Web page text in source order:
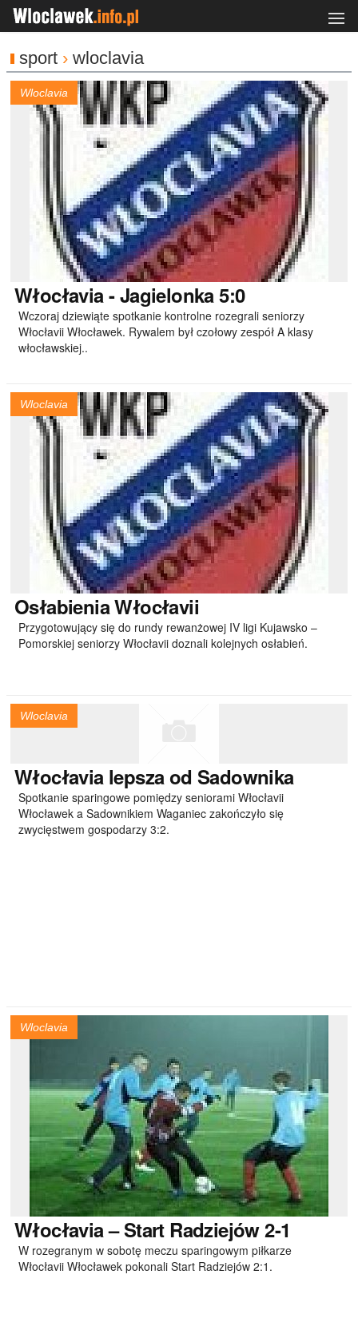
sport › wloclavia
Wloclavia
Włocłavia- Jagielonka 5:0
Wczoraj dziewiąte spotkanie kontrolne rozegrali seniorzy
Włocłavii Włocławek. Rywalem był czołowy zespół A klasy
włocławskiej..
Wloclavia
OsłabieniaWłocłavii
Przygotowujący się do rundy rewanżowej IV ligi Kujawsko –
Pomorskiej seniorzy Włocłavii doznali kolejnych osłabień.
Wloclavia
Włocłavialepsza od Sadownika
Spotkanie sparingowe pomiędzy seniorami Włocłavii
Włocławek a Sadownikiem Waganiec zakończyło się
zwycięstwem gospodarzy 3:2.
Wloclavia
Włocłavia– Start Radziejów 2-1
W rozegranym w sobotę meczu sparingowym piłkarze
Włocłavii Włocławek pokonali Start Radziejów 2:1.